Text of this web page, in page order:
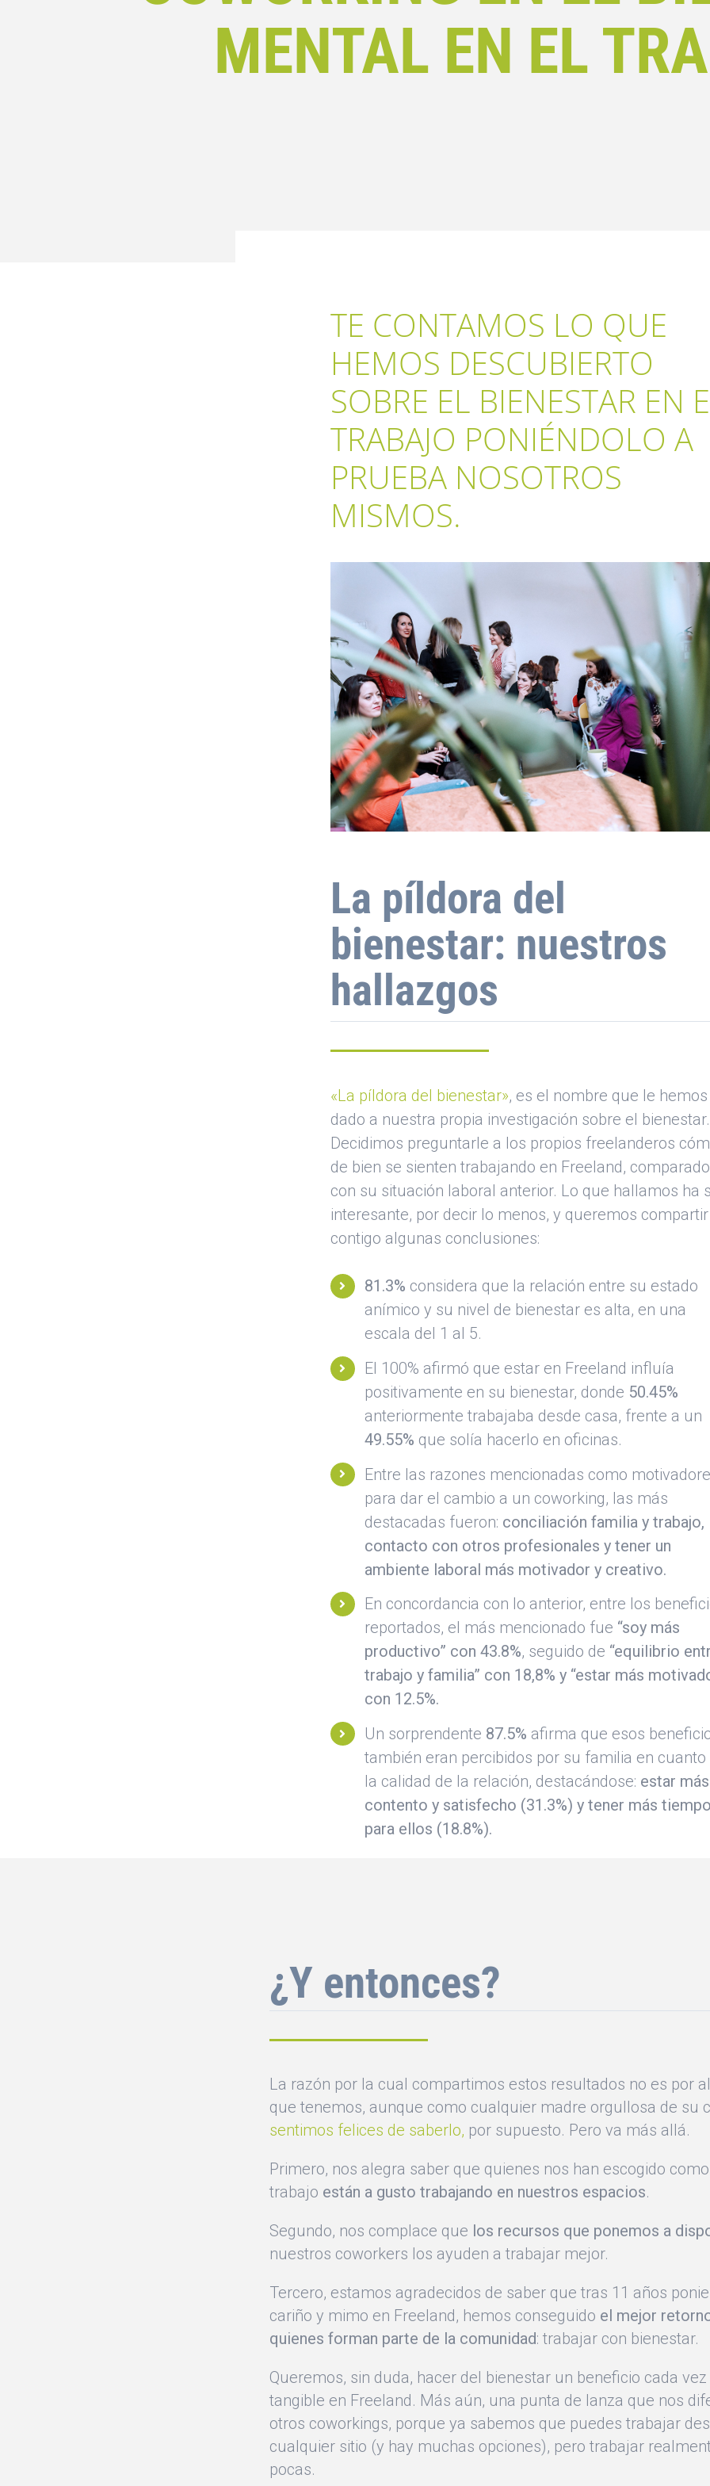
MENTAL EN EL
TE CONTAMOS LO QUE
HEMOS DESCUBIERTO
SOBRE EL BIENESTAR EN
TRABAJO PONIÉNDOLO A
PRUEBA NOSOTROS
MISMOS.
La píldora del
bienestar: nuestros
hallazgos
«La píldora del bienestar», es el nombre que le hemos
dado a nuestra propia investigación sobre el bienestar.
Decidimos preguntarle a los propios freelanderos
de bien se sienten trabajando en Freeland, comparado
con su situación laboral anterior. Lo que hallamos ha
interesante, por decir lo menos, y queremos compartir
contigo algunas conclusiones:
81.3% considera que la relación entre su estado
anímico y su nivel de bienestar es alta, en una
escala del 1 al 5.
El 100% afirmó que estar en Freeland influía
positivamente en su bienestar, donde 50.45%
anteriormente trabajaba desde casa, frente a un
49.55% que solía hacerlo en oficinas.
Entre las razones mencionadas como
para dar el cambio a un coworking, las más
destacadas fueron: conciliación familia y trabajo,
contacto con otros profesionales y tener un
ambiente laboral más motivador y creativo.
En concordancia con lo anterior, entre los
reportados, el más mencionado fue “soy más
productivo” con 43.8%, seguido de “equilibrio
trabajo y familia” con 18,8% y “estar más
con 12.5%.
Un sorprendente 87.5% afirma que esos
también eran percibidos por su familia en cuanto
la calidad de la relación, destacándose: estar más
contento y satisfecho (31.3%) y tener más
para ellos (18.8%).
¿Y entonces?
La razón por la cual compartimos estos resultados no es por
que tenemos, aunque como cualquier madre orgullosa de su
sentimos felices de saberlo, por supuesto. Pero va más allá.
Primero, nos alegra saber que quienes nos han escogido
trabajo están a gusto trabajando en nuestros espacios.
Segundo, nos complace que los recursos que ponemos a
nuestros coworkers los ayuden a trabajar mejor.
Tercero, estamos agradecidos de saber que tras 11 años
cariño y mimo en Freeland, hemos conseguido el mejor
quienes forman parte de la comunidad: trabajar con bienestar.
Queremos, sin duda, hacer del bienestar un beneficio cada
tangible en Freeland. Más aún, una punta de lanza que nos
otros coworkings, porque ya sabemos que puedes trabajar
cualquier sitio (y hay muchas opciones), pero trabajar
pocas.